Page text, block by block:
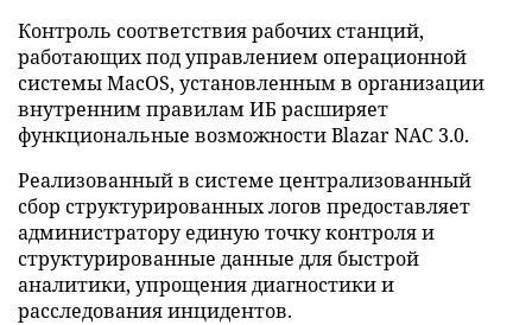
Контроль соответствия рабочих станций,
работающих под управлением операционной
системы MacOS, установленным в организации
внутренним правилам ИБ расширяет
функциональные возможности Blazar NAC 3.0.
Реализованный в системе централизованный
сбор структурированных логов предоставляет
администратору единую точку контроля и
структурированные данные для быстрой
аналитики, упрощения диагностики и
расследования инцидентов.